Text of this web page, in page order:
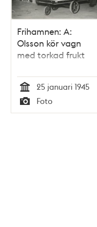
Frihamnen: A:
Olsson kör vagn
med torkad frukt
Tid
25 januari 1945
Typ
Foto